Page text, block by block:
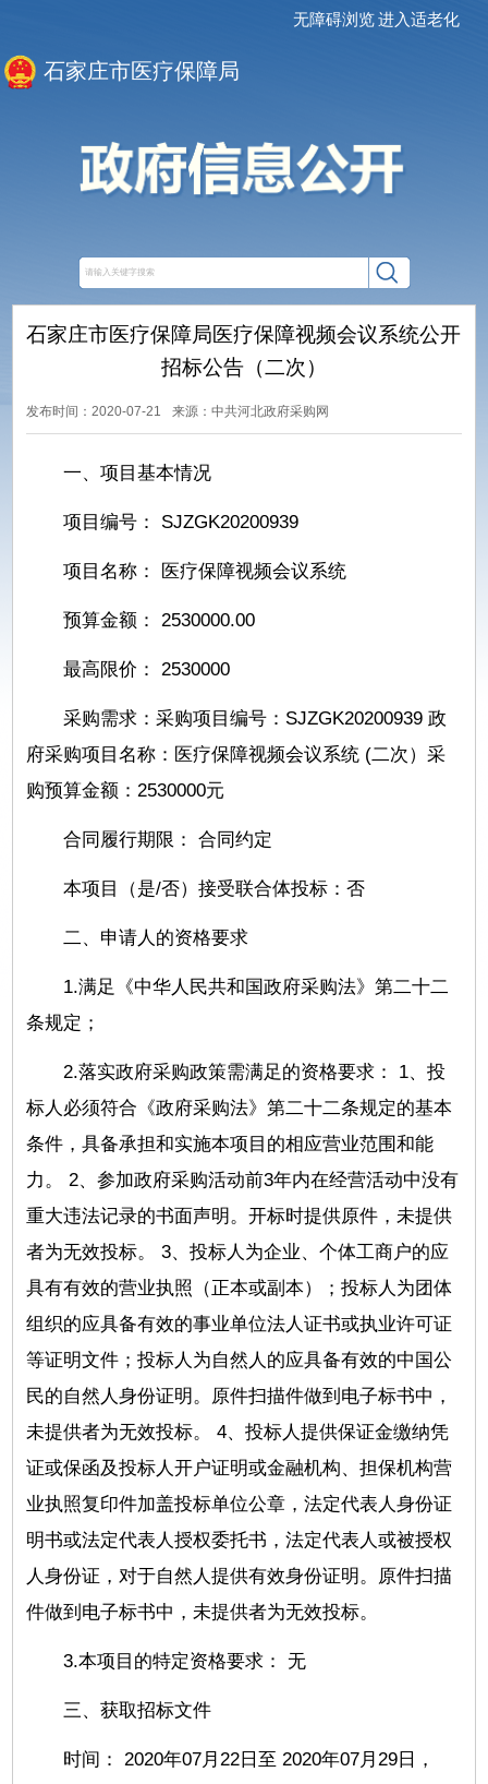
无障碍浏览进入适老化
石家庄市医疗保障局
石家庄市医疗保障局医疗保障视频会议系统公开
招标公告（二次）
发布时间：2020-07-21 来源：中共河北政府采购网
一、项目基本情况
项目编号： SJZGK20200939
项目名称： 医疗保障视频会议系统
预算金额： 2530000.00
最高限价： 2530000
采购需求：采购项目编号：SJZGK20200939 政
府采购项目名称：医疗保障视频会议系统 (二次）采
购预算金额：2530000元
合同履行期限： 合同约定
本项目（是/否）接受联合体投标：否
二、申请人的资格要求
1.满足《中华人民共和国政府采购法》第二十二
条规定；
2.落实政府采购政策需满足的资格要求： 1、投
标人必须符合《政府采购法》第二十二条规定的基本
条件，具备承担和实施本项目的相应营业范围和能
力。 2、参加政府采购活动前3年内在经营活动中没有
重大违法记录的书面声明。开标时提供原件，未提供
者为无效投标。 3、投标人为企业、个体工商户的应
具有有效的营业执照（正本或副本）；投标人为团体
组织的应具备有效的事业单位法人证书或执业许可证
等证明文件；投标人为自然人的应具备有效的中国公
民的自然人身份证明。原件扫描件做到电子标书中，
未提供者为无效投标。 4、投标人提供保证金缴纳凭
证或保函及投标人开户证明或金融机构、担保机构营
业执照复印件加盖投标单位公章，法定代表人身份证
明书或法定代表人授权委托书，法定代表人或被授权
人身份证，对于自然人提供有效身份证明。原件扫描
件做到电子标书中，未提供者为无效投标。
3.本项目的特定资格要求： 无
三、获取招标文件
时间： 2020年07月22日至 2020年07月29日，